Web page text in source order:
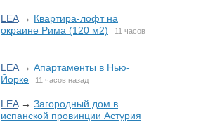
LEA→ Квартира-лофт на
окраине Рима (120 м2)
11 часов
LEA→ Апартаменты в Нью-
Йорке
11 часов назад
LEA→ Загородный дом в
испанской провинции Астурия